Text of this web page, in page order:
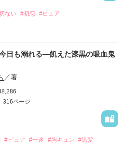
夫……？」
──。
大賞応募作品
08/30
品を読む
けてきたりと、
っこいてたけど……
いね』って言われたの♡」
紹介した彼は、
。
し。
ない #初恋 #ピュア
くるかな？」
です。
めるかと思います。
日も溺れる―飢えた漆黒の吸血鬼
／著
316ページ
#ピュア #一途 #胸キュン
#黒髪